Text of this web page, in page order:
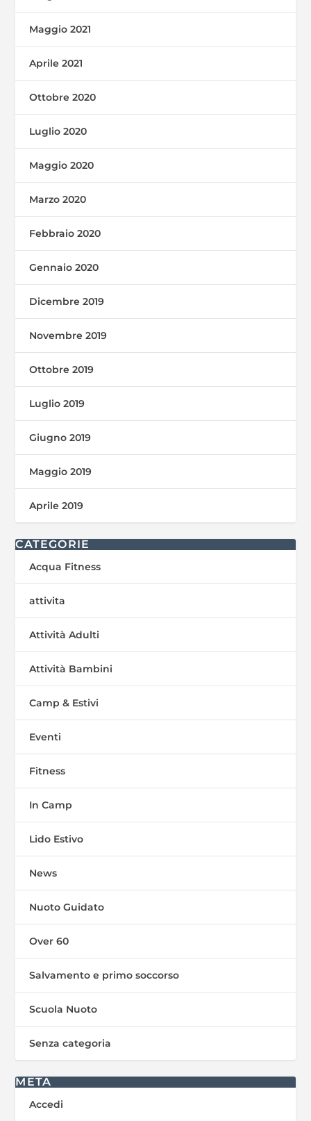
Maggio 2021
Aprile 2021
Ottobre 2020
Luglio 2020
Maggio 2020
Marzo 2020
Febbraio 2020
Gennaio 2020
Dicembre 2019
Novembre 2019
Ottobre 2019
Luglio 2019
Giugno 2019
Maggio 2019
Aprile 2019
CATEGORIE
Acqua Fitness
attivita
Attività Adulti
Attività Bambini
Camp & Estivi
Eventi
Fitness
In Camp
Lido Estivo
News
Nuoto Guidato
Over 60
Salvamento e primo soccorso
Scuola Nuoto
Senza categoria
META
Accedi